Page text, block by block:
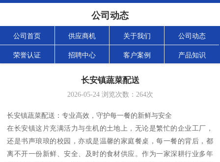
公司动态
公司首页 供应商机 关于我们 公司动态
荣誉认证 招聘中心 客户案例 产品知识
长安镇蔬菜配送
2026-05-24浏览次数： 264次
长安镇蔬菜配送：专业高效，守护每一餐的新鲜与安全
在长安镇这片充满活力与生机的土地上，无论是繁忙的企业工厂，
还是书声琅琅的校园，亦或是温馨的家庭餐桌，每一餐的背后，都
离不开一份新鲜、安全、及时的食材供应。作为一家深耕行业多年